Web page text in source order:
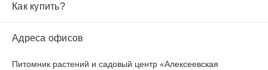
Как купить?
Адреса офисов
Питомник растений и садовый центр «Алексеевская